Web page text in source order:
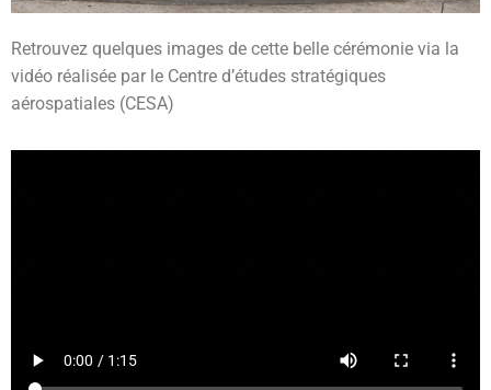
Retrouvez quelques images de cette belle cérémonie via la
vidéo réalisée par le Centre d’études stratégiques
aérospatiales (CESA)